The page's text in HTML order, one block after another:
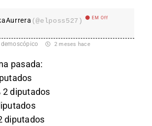
(@elposs527) EM Off
demoscópico 2 meses hace
pasada:
2 diputados
diputados